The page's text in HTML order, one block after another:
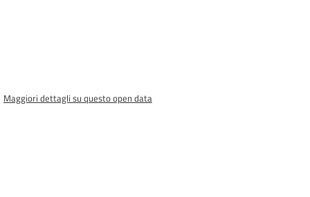
Maggiori dettagli su questo open data